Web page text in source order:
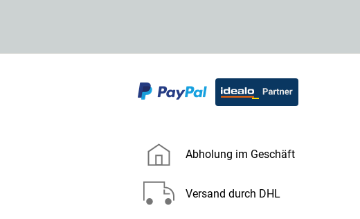
Abholung im Geschäft
Versand durch DHL